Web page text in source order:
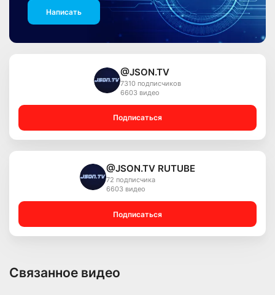
Написать
@JSON.TV
7310 подписчиков
6603 видео
Подписаться
@JSON.TV RUTUBE
72 подписчика
6603 видео
Подписаться
Связанное видео